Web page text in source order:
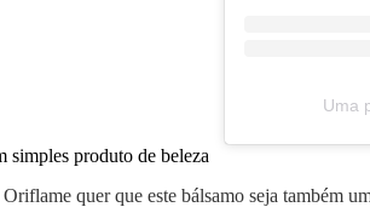
Uma
simples produto de beleza
quer que este bálsamo seja também